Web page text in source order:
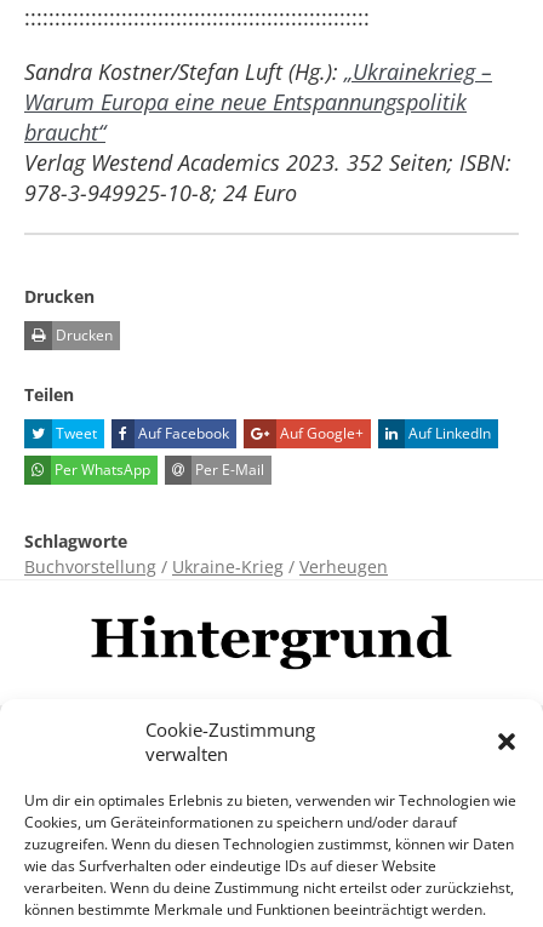
Cookie-Zustimmung
verwalten
Um dir ein optimales Erlebnis zu bieten, verwenden wir Technologien wie
Cookies, um Geräteinformationen zu speichern und/oder darauf
zuzugreifen. Wenn du diesen Technologien zustimmst, können wir Daten
wie das Surfverhalten oder eindeutige IDs auf dieser Website
verarbeiten. Wenn du deine Zustimmung nicht erteilst oder zurückziehst,
können bestimmte Merkmale und Funktionen beeinträchtigt werden.
:::::::::::::::::::::::::::::::::::::::::::::::::::::::::
Sandra Kostner/Stefan Luft (Hg.): „Ukrainekrieg –
Warum Europa eine neue Entspannungspolitik
braucht“
Verlag Westend Academics 2023. 352 Seiten; ISBN:
978-3-949925-10-8; 24 Euro
Drucken
Drucken
Teilen
Tweet Auf Facebook Auf Google+
Auf LinkedIn
Per WhatsApp
Per E-Mail
Schlagworte
Buchvorstellung / Ukraine-Krieg / Verheugen
Mehr
© Copyright Hintergrund.de, 2015 - 2026